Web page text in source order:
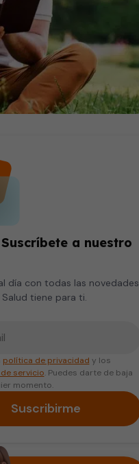
Suscríbete a nuestro
día con todas las novedades
tiene para ti.
política de privacidad y los
servicio. Puedes darte de baja
momento.
Suscribirme